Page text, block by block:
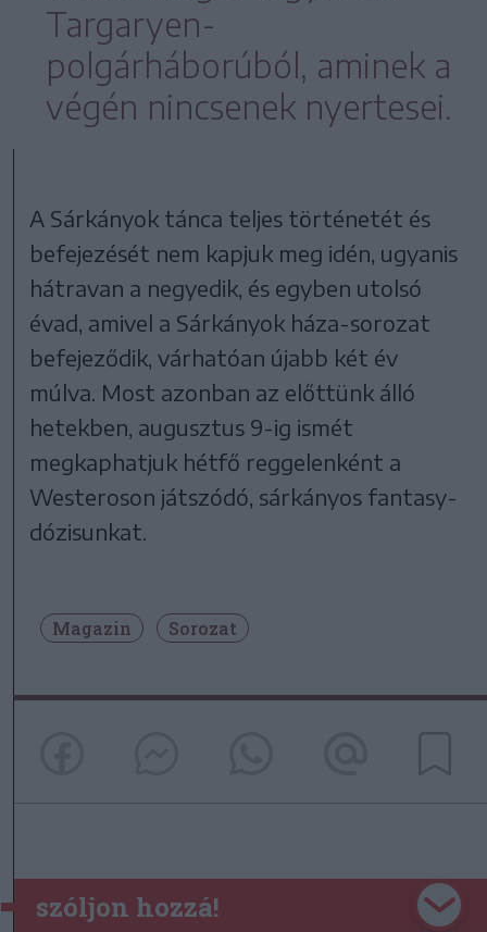
Targaryen-
polgárháborúból, aminek a
végén nincsenek nyertesei.
A Sárkányok tánca teljes történetét és
befejezését nem kapjuk meg idén, ugyanis
hátravan a negyedik, és egyben utolsó
évad, amivel a Sárkányok háza-sorozat
befejeződik, várhatóan újabb két év
múlva. Most azonban az előttünk álló
hetekben, augusztus 9-ig ismét
megkaphatjuk hétfő reggelenként a
Westeroson játszódó, sárkányos fantasy-
dózisunkat.
Magazin Sorozat
szóljon hozzá!